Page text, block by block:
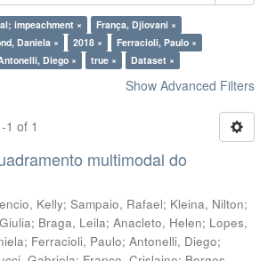
impeachment ×
França, Djiovani ×
Daniela × 2018 ×
Ferracioli, Paulo ×
Diego × true × Dataset ×
Show Advanced Filters
1 of 1
multimodal do
Kelly; Sampaio, Rafael; Kleina, Nilton;
; Braga, Leila; Anacleto, Helen; Lopes,
; Ferracioli, Paulo; Antonelli, Diego;